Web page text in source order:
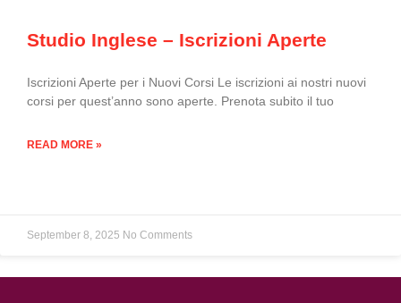
Studio Inglese – Iscrizioni Aperte
Iscrizioni Aperte per i Nuovi Corsi Le iscrizioni ai nostri nuovi
corsi per quest’anno sono aperte. Prenota subito il tuo
READ MORE »
September 8, 2025 No Comments